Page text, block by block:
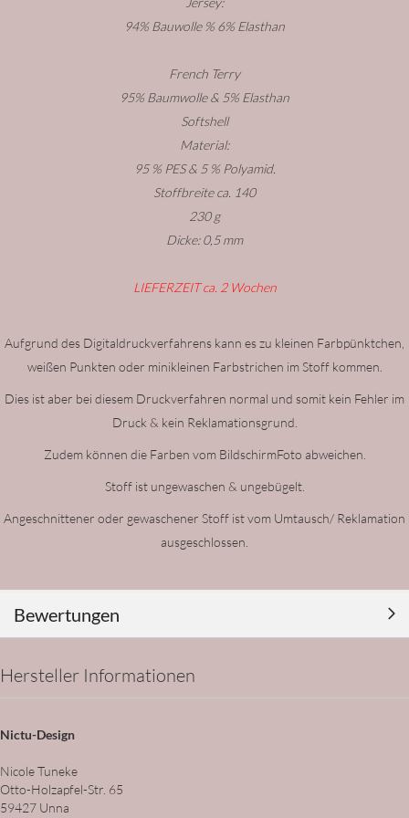
94% Bauwolle % 6% Elasthan
French Terry
95% Baumwolle & 5% Elasthan
Softshell
Material:
95 % PES & 5 % Polyamid.
Stoffbreite ca. 140
230 g
Dicke: 0,5 mm
LIEFERZEIT ca. 2 Wochen
Aufgrund des Digitaldruckverfahrens kann es zu kleinen Farbpünktchen,
weißen Punkten oder minikleinen Farbstrichen im Stoff kommen.
Dies ist aber bei diesem Druckverfahren normal und somit kein Fehler im
Druck & kein Reklamationsgrund.
Zudem können die Farben vom BildschirmFoto abweichen.
Stoff ist ungewaschen & ungebügelt.
Angeschnittener oder gewaschener Stoff ist vom Umtausch/ Reklamation
ausgeschlossen.
Bewertungen
Hersteller Informationen
Nictu-Design
Nicole Tuneke
Otto-Holzapfel-Str. 65
59427 Unna